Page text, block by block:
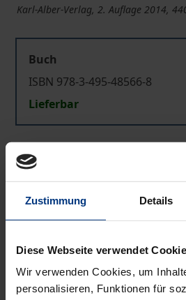
Zustimmung Details
Diese Webseite verwendet
Wir verwenden Cookies, um
personalisieren, Funktionen für
Karl-Alber-Verlag, 2. Auflage 2014,
Buch
ISBN 978-3-495-48566-8
Lieferbar
Preisangaben inkl. MwSt.
kann die MwSt. an der Kasse
In den
Hinweise zu Versandkosten